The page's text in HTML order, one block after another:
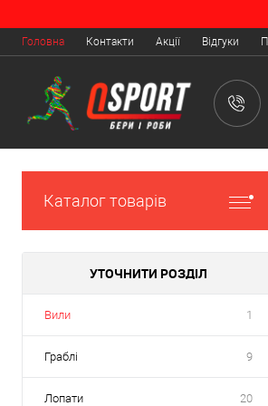
Звичні нам усім вила – один із найдавніших
призначених для різних видів робіт.
Головна Контакти Акції Відгуки
Каталог товарів
УТОЧНИТИ РОЗДІЛ
Вили 1
Граблі 9
Лопати 20